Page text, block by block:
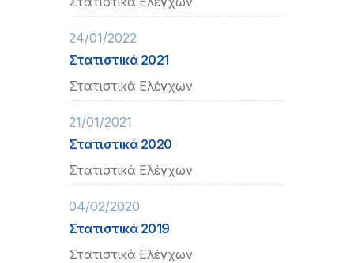
24/01/2022
Στατιστικά 2021
Στατιστικά Ελέγχων
21/01/2021
Στατιστικά 2020
Στατιστικά Ελέγχων
04/02/2020
Στατιστικά 2019
Στατιστικά Ελέγχων